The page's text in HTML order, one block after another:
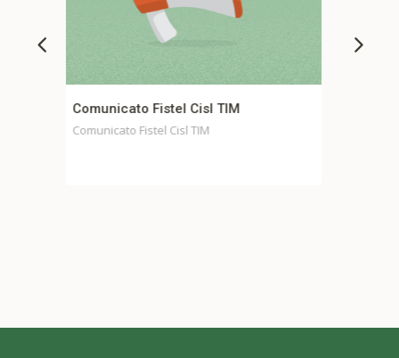
Comunicato stampa unitario Fondo
Casella